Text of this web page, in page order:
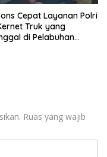
Cepat Layanan Polri
Truk yang
di Pelabuhan
Ruas yang wajib